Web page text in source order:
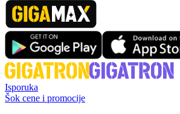
Isporuka
Šok cene i promocije